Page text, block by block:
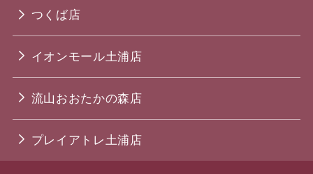
つくば店
イオンモール土浦店
流山おおたかの森店
プレイアトレ土浦店